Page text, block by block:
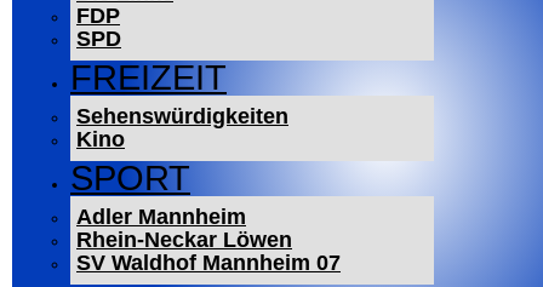
FDP
SPD
FREIZEIT
Sehenswürdigkeiten
Kino
SPORT
Adler Mannheim
Rhein-Neckar Löwen
SV Waldhof Mannheim 07